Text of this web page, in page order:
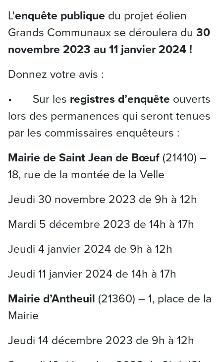
L'enquête publique du projet éolien
Grands Communaux se déroulera du 30
novembre 2023 au 11 janvier 2024 !
Donnez votre avis :
• Sur les registres d’enquête ouverts
lors des permanences qui seront tenues
par les commissaires enquêteurs :
Mairie de Saint Jean de Bœuf (21410) –
18, rue de la montée de la Velle
Jeudi 30 novembre 2023 de 9h à 12h
Mardi 5 décembre 2023 de 14h à 17h
Jeudi 4 janvier 2024 de 9h à 12h
Jeudi 11 janvier 2024 de 14h à 17h
Mairie d’Antheuil (21360) – 1, place de la
Mairie
Jeudi 14 décembre 2023 de 9h à 12h